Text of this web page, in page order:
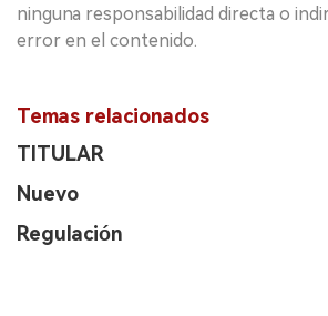
ninguna responsabilidad directa o
error en el contenido.
Temas relacionados
TITULAR
Nuevo
Regulación